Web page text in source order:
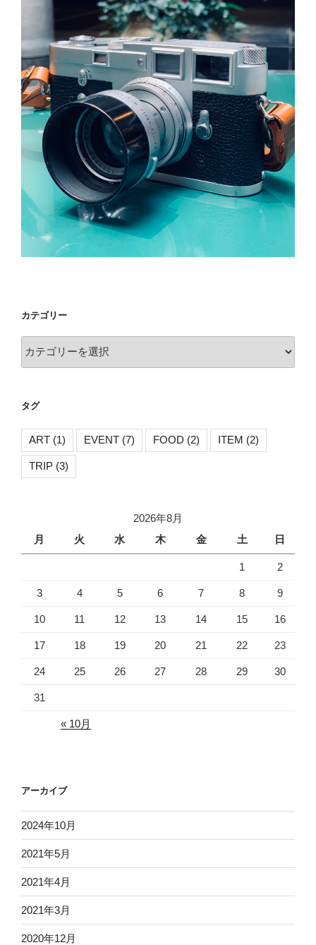
カテゴリー
テ
ー
タグ
ART (1) EVENT (7) FOOD (2) ITEM (2)
TRIP (3)
2026年8月
月
火 水 木 金 土 日
1 2
3 4 5 6 7 8 9
10 11 12 13 14 15 16
17 18 19 20 21 22 23
24 25 26 27 28 29 30
31
« 10月
アーカイブ
2024年10月
2021年5月
2021年4月
2021年3月
2020年12月